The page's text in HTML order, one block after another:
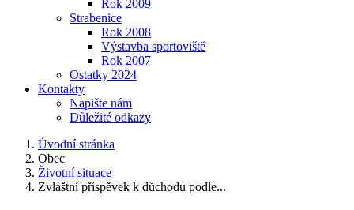
Rok 2009
Strabenice
Rok 2008
Výstavba sportoviště
Rok 2007
Ostatky 2024
Kontakty
Napište nám
Důležité odkazy
Úvodní stránka
Obec
Životní situace
Zvláštní příspěvek k důchodu podle...